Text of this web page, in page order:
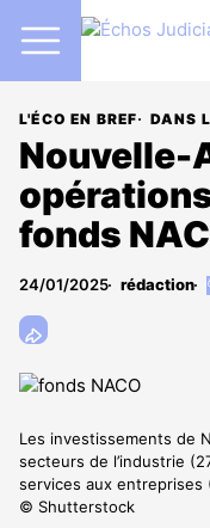
L'ÉCO EN BREF DANS
Nouvelle-
fonds
24/01/2025 rédaction
Les investissements de
secteurs de l’industrie
services aux entreprises
© Shutterstock